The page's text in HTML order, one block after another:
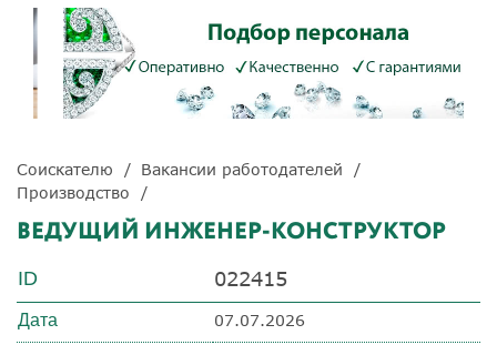
Соискателю
Вакансии работодателей
Производство
ВЕДУЩИЙ ИНЖЕНЕР-КОНСТРУКТОР
ID 022415
Дата 07.07.2026